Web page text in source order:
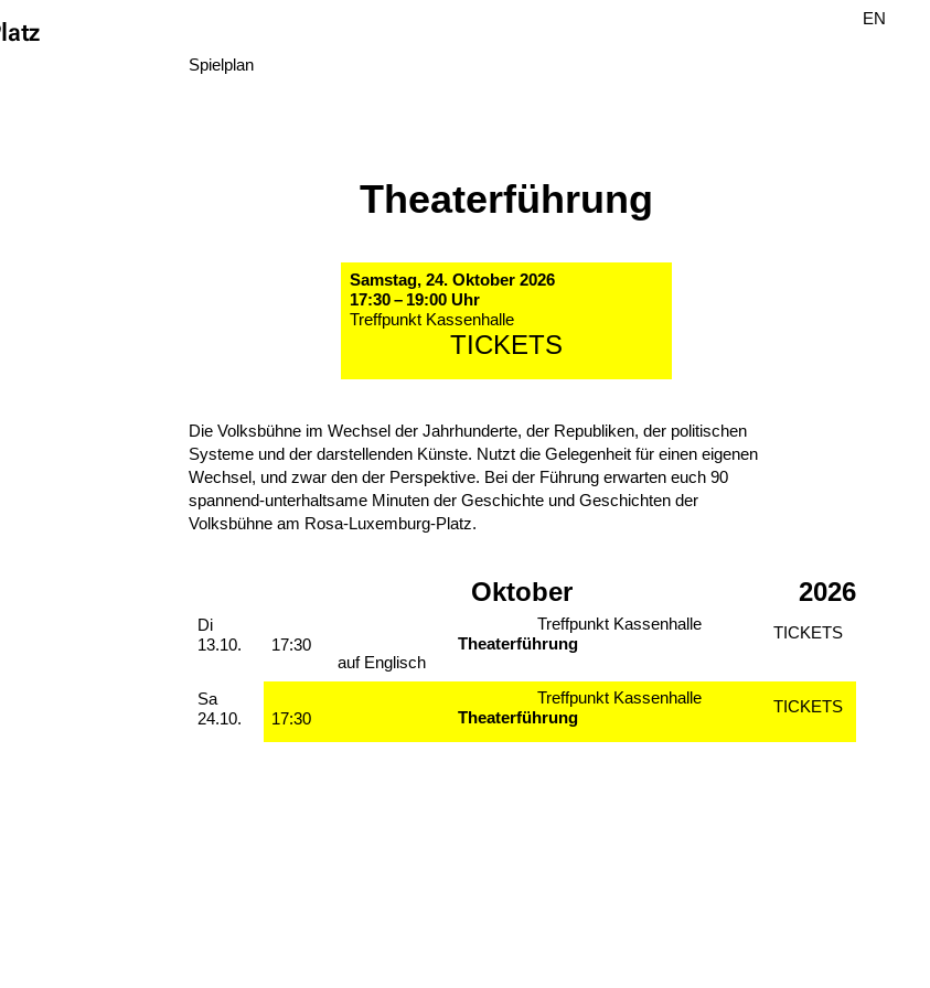
Spielplan
DE
EN
Theaterführung
Samstag, 24. Oktober 2026
17:30 – 19:00 Uhr
Treffpunkt Kassenhalle
TICKETS
Die Volksbühne im Wechsel der Jahrhunderte, der Republiken, der politischen
Systeme und der darstellenden Künste. Nutzt die Gelegenheit für einen eigenen
Wechsel, und zwar den der Perspektive. Bei der Führung erwarten euch 90
spannend-unterhaltsame Minuten der Geschichte und Geschichten der
Volksbühne am Rosa-Luxemburg-Platz.
2026
Oktober
Dienstag, 13. Oktober 2026
Di
13.10.
17:30
Treffpunkt Kassenhalle
Theaterführung
auf Englisch
TICKETS
Samstag, 24. Oktober 2026
Sa
24.10.
17:30
Treffpunkt Kassenhalle
Theaterführung
TICKETS